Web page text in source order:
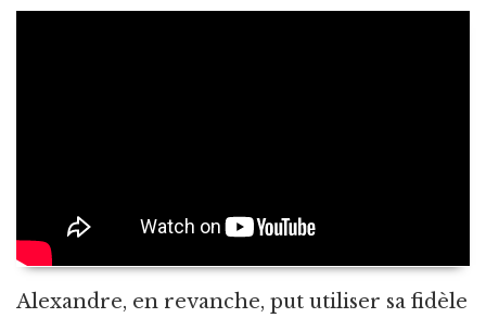
Alexandre, en revanche, put utiliser sa fidèle